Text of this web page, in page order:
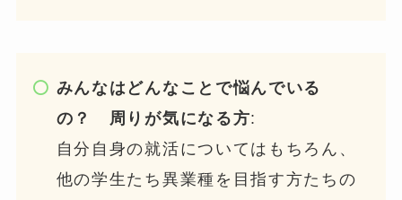
みんなはどんなことで悩んでいる
の？ 周りが気になる方:
自分自身の就活についてはもちろん、
他の学生たち異業種を目指す方たちの